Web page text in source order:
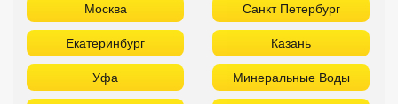
Москва Санкт Петербург
Екатеринбург Казань
Уфа Минеральные Воды